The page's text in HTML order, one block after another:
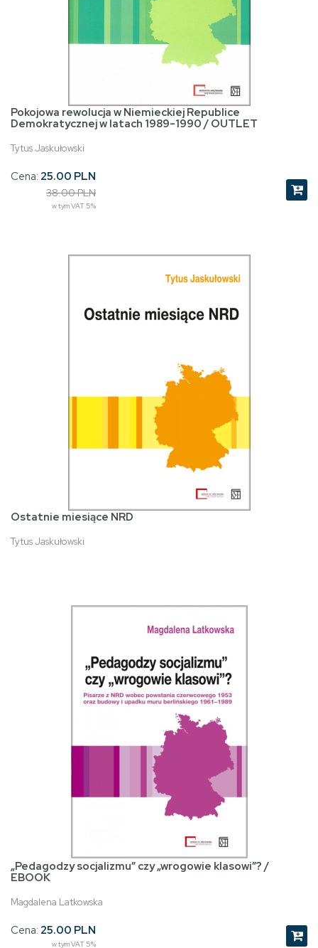
Pokojowa rewolucja w Niemieckiej Republice
Demokratycznej w latach 1989-1990 / OUTLET
Tytus Jaskułowski
Cena: 25.00 PLN
38.00 PLN
w tym VAT 5%
Ostatnie miesiące NRD
Tytus Jaskułowski
„Pedagodzy socjalizmu” czy „wrogowie klasowi”? /
EBOOK
Magdalena Latkowska
Cena: 25.00 PLN
w tym VAT 5%